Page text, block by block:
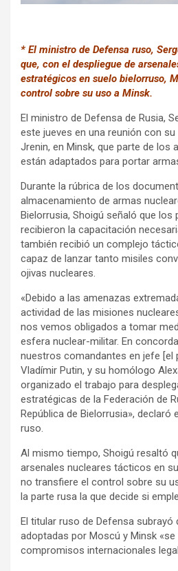
* El ministro de Defensa ruso,
que, con el despliegue de
estratégicos en suelo bielorruso,
control sobre su uso a Minsk.
El ministro de Defensa de Rusia,
este jueves en una reunión con
Jrenin, en Minsk, que parte de los
están adaptados para portar
Durante la rúbrica de los
almacenamiento de armas
Bielorrusia, Shoigú señaló que
recibieron la capacitación
también recibió un complejo
capaz de lanzar tanto misiles
ojivas nucleares.
«Debido a las amenazas
actividad de las misiones
nos vemos obligados a tomar
esfera nuclear-militar. En
nuestros comandantes en jefe [el
Vladímir Putin, y su homólogo
organizado el trabajo para
estratégicas de la Federación de
República de Bielorrusia», declaró
ruso.
Al mismo tiempo, Shoigú resaltó
arsenales nucleares tácticos en
no transfiere el control sobre su
la parte rusa la que decide si
El titular ruso de Defensa subrayó
adoptadas por Moscú y Minsk
compromisos internacionales